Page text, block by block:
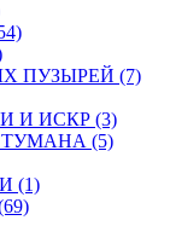
ПУЗЫРЕЙ (7)
И ИСКР (3)
(5)
(1)